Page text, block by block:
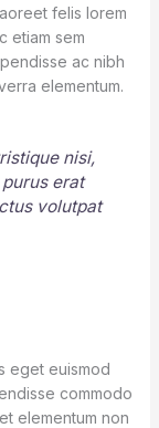
felis lorem
etiam sem
ac nibh
elementum.
nisi,
erat
volutpat
eget euismod
commodo
elementum non